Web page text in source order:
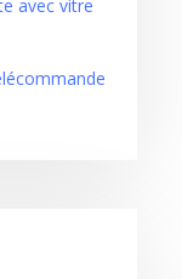
avec vitre